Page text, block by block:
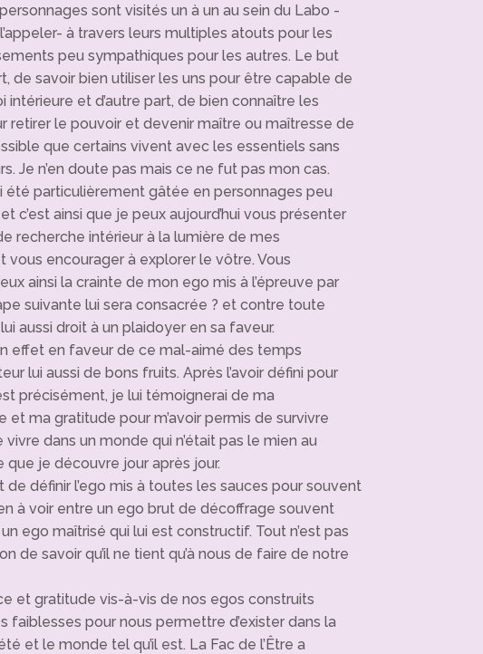
sont visités un à un au sein du Labo -
à travers leurs multiples atouts pour les
peu sympathiques pour les autres. Le but
de savoir bien utiliser les uns pour être capable de
intérieure et d’autre part, de bien connaître les
retirer le pouvoir et devenir maître ou maîtresse de
que certains vivent avec les essentiels sans
Je n’en doute pas mais ce ne fut pas mon cas.
été particulièrement gâtée en personnages peu
c’est ainsi que je peux aujourd’hui vous présenter
recherche intérieur à la lumière de mes
vous encourager à explorer le vôtre. Vous
ainsi la crainte de mon ego mis à l’épreuve par
suivante lui sera consacrée ? et contre toute
aussi droit à un plaidoyer en sa faveur.
effet en faveur de ce mal-aimé des temps
lui aussi de bons fruits. Après l’avoir défini pour
précisément, je lui témoignerai de ma
et ma gratitude pour m’avoir permis de survivre
vivre dans un monde qui n’était pas le mien au
que je découvre jour après jour.
de définir l’ego mis à toutes les sauces pour souvent
à voir entre un ego brut de décoffrage souvent
ego maîtrisé qui lui est constructif. Tout n’est pas
de savoir qu’il ne tient qu’à nous de faire de notre
et gratitude vis-à-vis de nos egos construits
faiblesses pour nous permettre d’exister dans la
et le monde tel qu’il est. La Fac de l’Être a